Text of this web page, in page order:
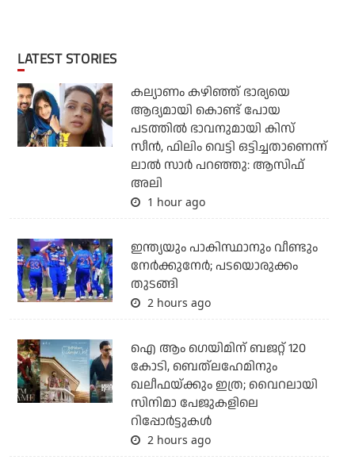
LATEST STORIES
കല്യാണം കഴിഞ്ഞ് ഭാര്യയെ
ആദ്യമായി കൊണ്ട് പോയ
പടത്തില്‍ ഭാവനുമായി കിസ്
സീന്‍, ഫിലിം വെട്ടി ഒട്ടിച്ചതാണെന്ന്
ലാല്‍ സാര്‍ പറഞ്ഞു: ആസിഫ്
അലി
1 hour ago
ഇന്ത്യയും പാകിസ്ഥാനും വീണ്ടും
നേര്‍ക്കുനേര്‍; പടയൊരുക്കം
തുടങ്ങി
2 hours ago
ഐ ആം ഗെയിമിന് ബജറ്റ് 120
കോടി, ബെത്‌ലഹേമിനും
ഖലീഫയ്ക്കും ഇത്ര; വൈറലായി
സിനിമാ പേജുകളിലെ
റിപ്പോര്‍ട്ടുകള്‍
2 hours ago